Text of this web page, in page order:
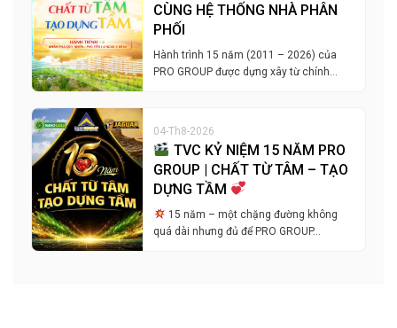
CÙNG HỆ THỐNG NHÀ PHÂN
PHỐI
Hành trình 15 năm (2011 – 2026) của
PRO GROUP được dựng xây từ chính…
04-Th8-2026
TVC KỶ NIỆM 15 NĂM PRO
GROUP | CHẤT TỪ TÂM – TẠO
DỰNG TẦM
15 năm – một chặng đường không
quá dài nhưng đủ để PRO GROUP…